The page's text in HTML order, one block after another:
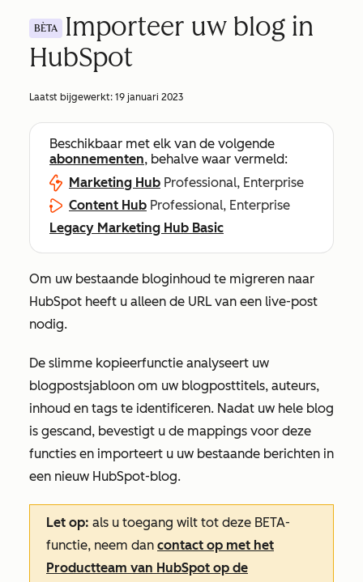
BÈTA
Importeer uw blog in
HubSpot
Laatst bijgewerkt: 19 januari 2023
Beschikbaar met elk van de volgende
abonnementen, behalve waar vermeld:
Marketing Hub Professional, Enterprise
Content Hub Professional, Enterprise
Legacy Marketing Hub Basic
Om uw bestaande bloginhoud te migreren naar
HubSpot heeft u alleen de URL van een live-post
nodig.
De slimme kopieerfunctie analyseert uw
blogpostsjabloon om uw blogposttitels, auteurs,
inhoud en tags te identificeren. Nadat uw hele blog
is gescand, bevestigt u de mappings voor deze
functies en importeert u uw bestaande berichten in
een nieuw HubSpot-blog.
Let op: als u toegang wilt tot deze BETA-
functie, neem dan contact op met het
Productteam van HubSpot op de